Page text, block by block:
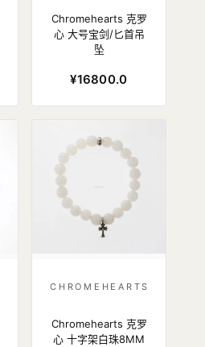
Chromehearts 克罗
心 大号宝剑/匕首吊
坠
¥16800.0
CHROMEHEARTS
Chromehearts 克罗
心 十字架白珠8MM